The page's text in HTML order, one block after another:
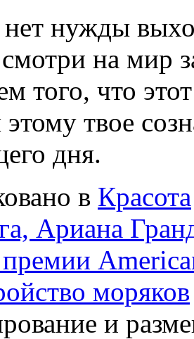
нет нужды
на мир
того, что
этому твое
дня.
в Красота
Ариана
премии
моряков
и